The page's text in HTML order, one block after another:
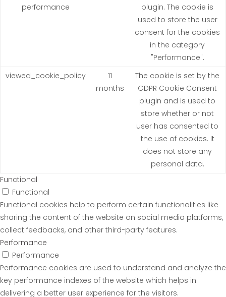
performance
plugin. The cookie is
used to store the user
consent for the cookies
in the category
"Performance".
viewed_cookie_policy
11
months
The cookie is set by the
GDPR Cookie Consent
plugin and is used to
store whether or not
user has consented to
the use of cookies. It
does not store any
personal data.
Functional
Functional
Functional cookies help to perform certain functionalities like
sharing the content of the website on social media platforms,
collect feedbacks, and other third-party features.
Performance
Performance
Performance cookies are used to understand and analyze the
key performance indexes of the website which helps in
delivering a better user experience for the visitors.